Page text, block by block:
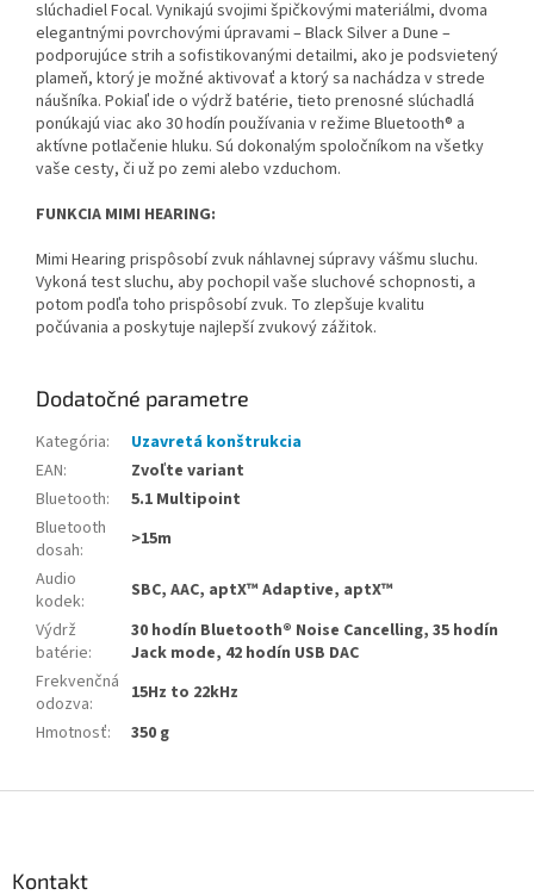
slúchadiel Focal. Vynikajú svojimi špičkovými materiálmi, dvoma
elegantnými povrchovými úpravami – Black Silver a Dune –
podporujúce strih a sofistikovanými detailmi, ako je podsvietený
plameň, ktorý je možné aktivovať a ktorý sa nachádza v strede
náušníka. Pokiaľ ide o výdrž batérie, tieto prenosné slúchadlá
ponúkajú viac ako 30 hodín používania v režime Bluetooth® a
aktívne potlačenie hluku. Sú dokonalým spoločníkom na všetky
vaše cesty, či už po zemi alebo vzduchom.
FUNKCIA MIMI HEARING:
Mimi Hearing prispôsobí zvuk náhlavnej súpravy vášmu sluchu.
Vykoná test sluchu, aby pochopil vaše sluchové schopnosti, a
potom podľa toho prispôsobí zvuk. To zlepšuje kvalitu
počúvania a poskytuje najlepší zvukový zážitok.
Dodatočné parametre
Kategória:
Uzavretá konštrukcia
EAN:
Zvoľte variant
Bluetooth:
5.1 Multipoint
Bluetooth
dosah:
>15m
Audio
kodek:
SBC, AAC, aptX™ Adaptive, aptX™
Výdrž
batérie:
30 hodín Bluetooth® Noise Cancelling, 35 hodín
Jack mode, 42 hodín USB DAC
Frekvenčná
odozva:
15Hz to 22kHz
Hmotnosť: 350 g
Kontakt